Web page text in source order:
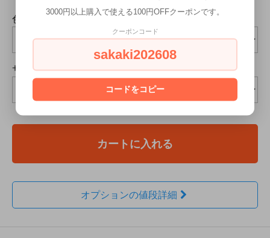
色
サイズ
カートに入れる
オプションの値段詳細
3000円以上購入で使える100円OFFクーポンです。
クーポンコード
sakaki202608
コードをコピー